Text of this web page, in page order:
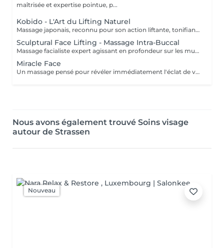
maîtrisée et expertise pointue, p...
Kobido - L'Art du Lifting Naturel
Massage japonais, reconnu pour son action liftante, tonifiante et anti-âge naturelle. Grâce à un enchaînement précis et rythmé de manuvres manuelles, le Kobido agit en profondeur sur les muscles du visage pour lisser les traits, redessiner l'ovale et raviver l'éclat de la peau. Ce massage stimule la circulation, l'oxygénation des tissus et la production naturelle de collagène et d'élastine, tout en libérant les tensions accumulées dans le visage. Le résultat : un visage plus tonique, reposé et visiblement revitalisé. Bénéfices : Effet liftant naturel et redéfinition des contours Tonification des muscles faciaux Peau plus ferme, plus lisse et plus lumineuse Traits défatigués et tensions relâchées Résultats visibles dès la première séance. Pour des effets durables, une pratique régulière est recommandée.
Sculptural Face Lifting - Massage Intra-Buccal
Massage facialiste expert agissant en profondeur sur les muscles du visage, y compris ceux inaccessibles par le massage externe. Cette technique avancée combine stretching facial et massage intra-buccal pour relâcher les tensions, sculpter les volumes et lifter naturellement le visage, le cou et le décolleté. En travaillant la musculature interne et externe, ce massage permet de redessiner l'ovale, rehausser les pommettes, lisser les traits et améliorer visiblement la qualité de la peau. Il stimule également la circulation sanguine et lymphatique, favorisant l'éclat, la tonicité et la régénération cutanée. Bénéfices : Ovale du visage redessiné, traits sculptés Lissage des rides, cernes et poches Peau plus ferme, plus lumineuse Libération des tensions profondes du visage Effet liftant naturel, sans injection Résultats visibles dès la première séance. Ce massage s'adresse aux visages marqués par le stress, les tensions ou le relâchement.
Miracle Face
Un massage pensé pour révéler immédiatement l'éclat de votre peau. Alliant drainage lymphatique doux et mouvements plus dynamiques, ce soin lisse les traits, défatigue le visage et relance la circulation. Résultat : un teint reposée, lumineux et radieux, des cernes & poches estompées pour un véritable coup d'éclat instantané.
Nous avons également trouvé Soins visage
autour de Strassen
Nouveau